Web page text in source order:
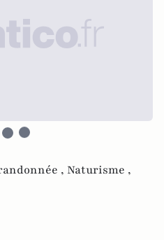
, Naturisme ,